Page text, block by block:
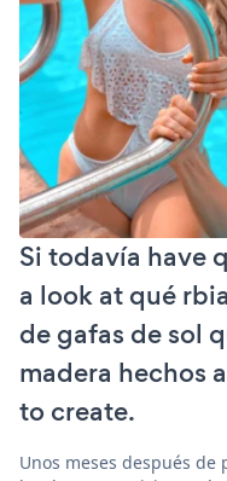
Si todavía have
a look at qué
de gafas de sol
madera hechos
to create.
Unos meses después